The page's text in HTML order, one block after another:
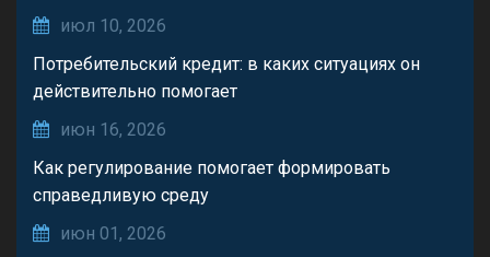
июл 10, 2026
Потребительский кредит: в каких ситуациях он
действительно помогает
июн 16, 2026
Как регулирование помогает формировать
справедливую среду
июн 01, 2026